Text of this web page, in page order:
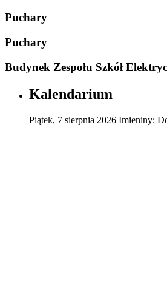
Puchary
Puchary
Budynek Zespołu Szkół
Kalendarium
Piątek, 7 sierpnia 2026 Imieniny: